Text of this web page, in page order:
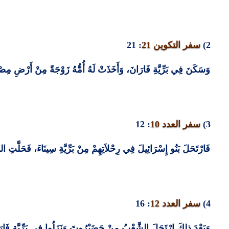
2) سفر التكوين 21
: 21
وَسَكَنَ فِي بَرِّيَّةِ فَارَانَ، وَأَخَذَتْ لَهُ أُمُّهُ زَوْجَةً مِنْ أَرْضِ
3) سفر العدد 10
: 12
فَارْتَحَلَ بَنُو إِسْرَائِيلَ فِي رِحْلاَتِهِمْ مِنْ بَرِّيَّةِ سِينَاءَ، فَحَلَّتِ
4) سفر العدد 12
: 16